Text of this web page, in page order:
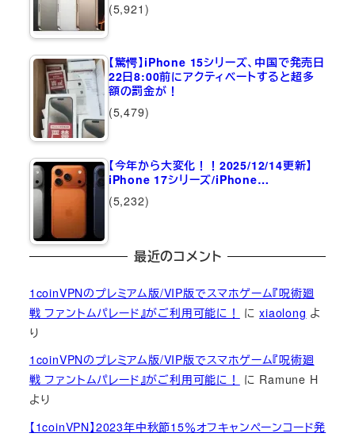
(5,921)
【驚愕】iPhone 15シリーズ、中国で発売日
22日8:00前にアクティベートすると超多
額の罰金が！
(5,479)
【今年から大変化！！2025/12/14更新】
iPhone 17シリーズ/iPhone…
(5,232)
最近のコメント
1coinVPNのプレミアム版/VIP版でスマホゲーム『呪術廻
戦 ファントムパレード』がご利用可能に！
にxiaolong よ
り
1coinVPNのプレミアム版/VIP版でスマホゲーム『呪術廻
戦 ファントムパレード』がご利用可能に！
に Ramune H
より
【1coinVPN】2023年中秋節15％オフキャンペーンコード発